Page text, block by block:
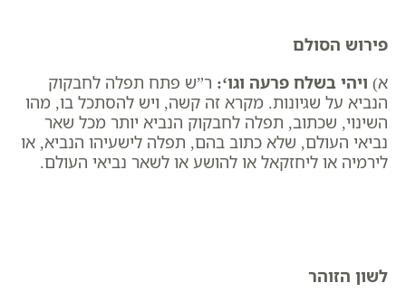
פירוש הסולם
א) ויהי בשלח פרעה וגו‘: ר”ש פתח תפלה לחבקוק
הנביא על שגיונות. מקרא זה קשה, ויש להסתכל בו, מהו
השינוי, שכתוב, תפלה לחבקוק הנביא יותר מכל שאר
נביאי העולם, שלא כתוב בהם, תפלה לישעיהו הנביא, או
לירמיה או ליחזקאל או להושע או לשאר נביאי העולם.
לשון הזוהר